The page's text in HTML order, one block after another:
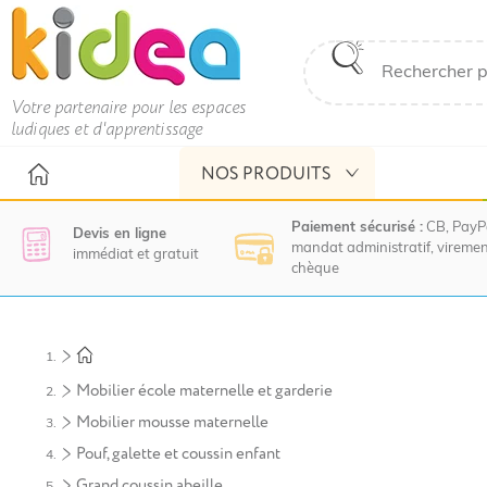
Votre partenaire pour les espaces
ludiques et d'apprentissage
NOS PRODUITS
Devis en ligne
immédiat et gratuit
Paiement sécurisé : CB,
mandat administratif,
chèque
invitons
contacter
le
service
commercial
Mobilier école maternelle et garderie
Mobilier mousse maternelle
Pouf, galette et coussin enfant